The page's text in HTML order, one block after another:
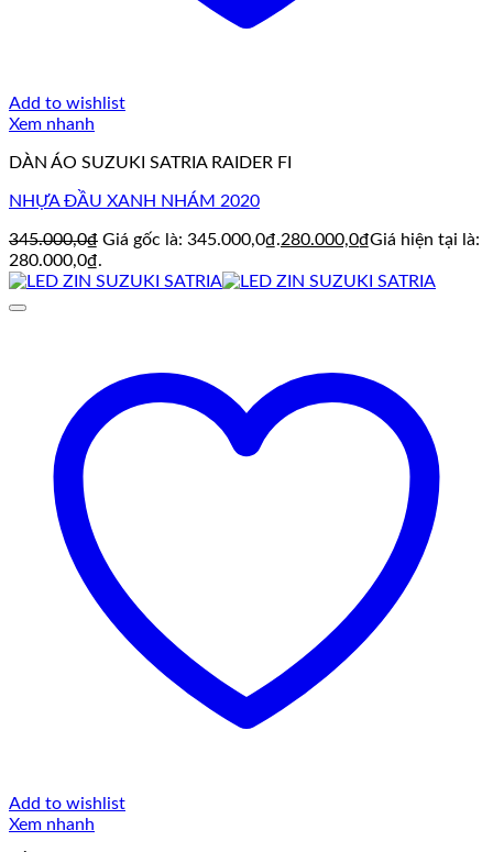
Add to wishlist
Xem nhanh
DÀN ÁO SUZUKI SATRIA RAIDER FI
NHỰA ĐẦU XANH NHÁM 2020
345.000,0₫ Giá gốc là: 345.000,0₫.280.000,0₫Giá hiện tại là:
280.000,0₫.
Add to wishlist
Xem nhanh